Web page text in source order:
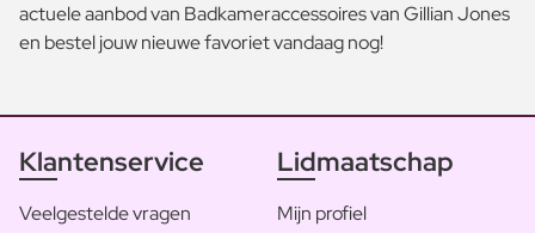
actuele aanbod van Badkameraccessoires van Gillian Jones
en bestel jouw nieuwe favoriet vandaag nog!
Klantenservice
Veelgestelde vragen
Lidmaatschap
Mijn profiel